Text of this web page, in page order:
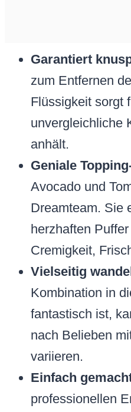
Garantiert
zum Entfernen
Flüssigkeit sorgt
unvergleichliche
anhält.
Geniale
Avocado und
Dreamteam. Sie
herzhaften
Cremigkeit,
Vielseitig
Kombination in
fantastisch ist,
nach Belieben
variieren.
Einfach
professionellen